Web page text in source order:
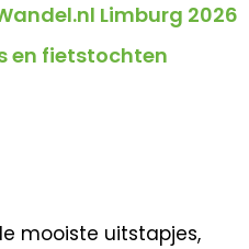
Limburg 2026
en fietstochten
mooiste uitstapjes,